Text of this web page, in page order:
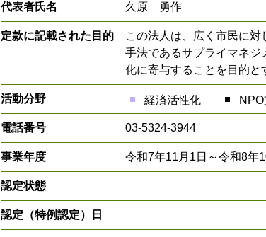
代表者氏名 久原 勇作
定款に記載された目的
この法人は、広く市民に
手法であるサプライマネジ
化に寄与することを目的と
活動分野 経済活性化
電話番号 03-5324-3944
事業年度 令和7年11月1日～令和8年
認定状態
認定（特例認定）日